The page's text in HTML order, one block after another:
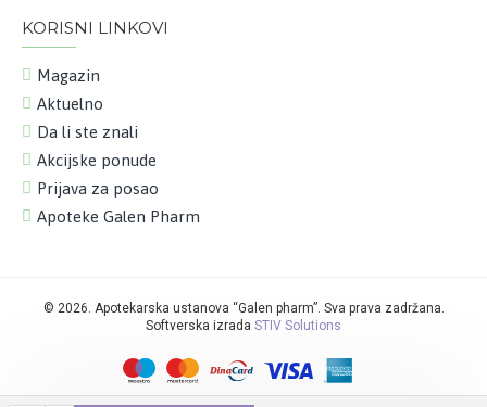
KORISNI LINKOVI
Magazin
Aktuelno
Da li ste znali
Akcijske ponude
Prijava za posao
Apoteke Galen Pharm
© 2026. Apotekarska ustanova “Galen pharm”. Sva prava zadržana.
Softverska izrada STIV Solutions